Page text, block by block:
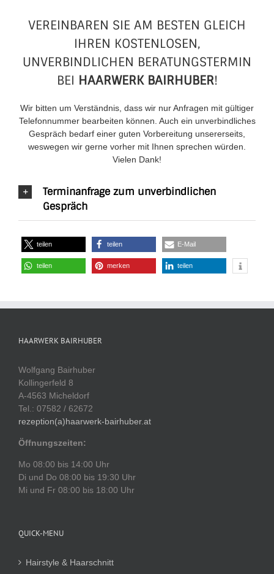
VEREINBAREN SIE AM BESTEN GLEICH
IHREN KOSTENLOSEN,
UNVERBINDLICHEN BERATUNGSTERMIN
BEI HAARWERK BAIRHUBER!
Wir bitten um Verständnis, dass wir nur Anfragen mit gültiger
Telefonnummer bearbeiten können. Auch ein unverbindliches
Gespräch bedarf einer guten Vorbereitung unsererseits,
weswegen wir gerne vorher mit Ihnen sprechen würden.
Vielen Dank!
Terminanfrage zum unverbindlichen
Gespräch
teilen teilen E-Mail
teilen merken teilen
HAARWERK BAIRHUBER
Wolfgang Bairhuber
Kollingerfeld 8
A-4563 Micheldorf
Tel.: 07582 / 62672
rezeption(a)haarwerk-bairhuber.at
Öffnungszeiten:
Mo 08:00 bis 14:00 Uhr
Di und Do 08:00 bis 19:30 Uhr
Mi und Fr 08:00 bis 18:00 Uhr
QUICK-MENU
Hairstyle & Haarschnitt